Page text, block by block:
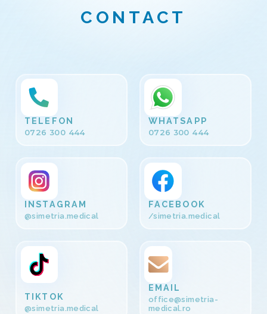
CONTACT
TELEFON
0726 300 444
WHATSAPP
0726 300 444
INSTAGRAM
@simetria.medical
FACEBOOK
/simetria.medical
TIKTOK
@simetria.medical
EMAIL
office@simetria-
medical.ro